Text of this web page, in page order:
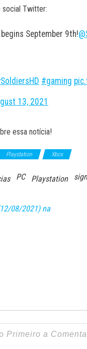
social Twitter:
September 9th!
#gaming
13, 2021
essa notícia!
Playstation Xbox
PC Playstation
08/2021) na